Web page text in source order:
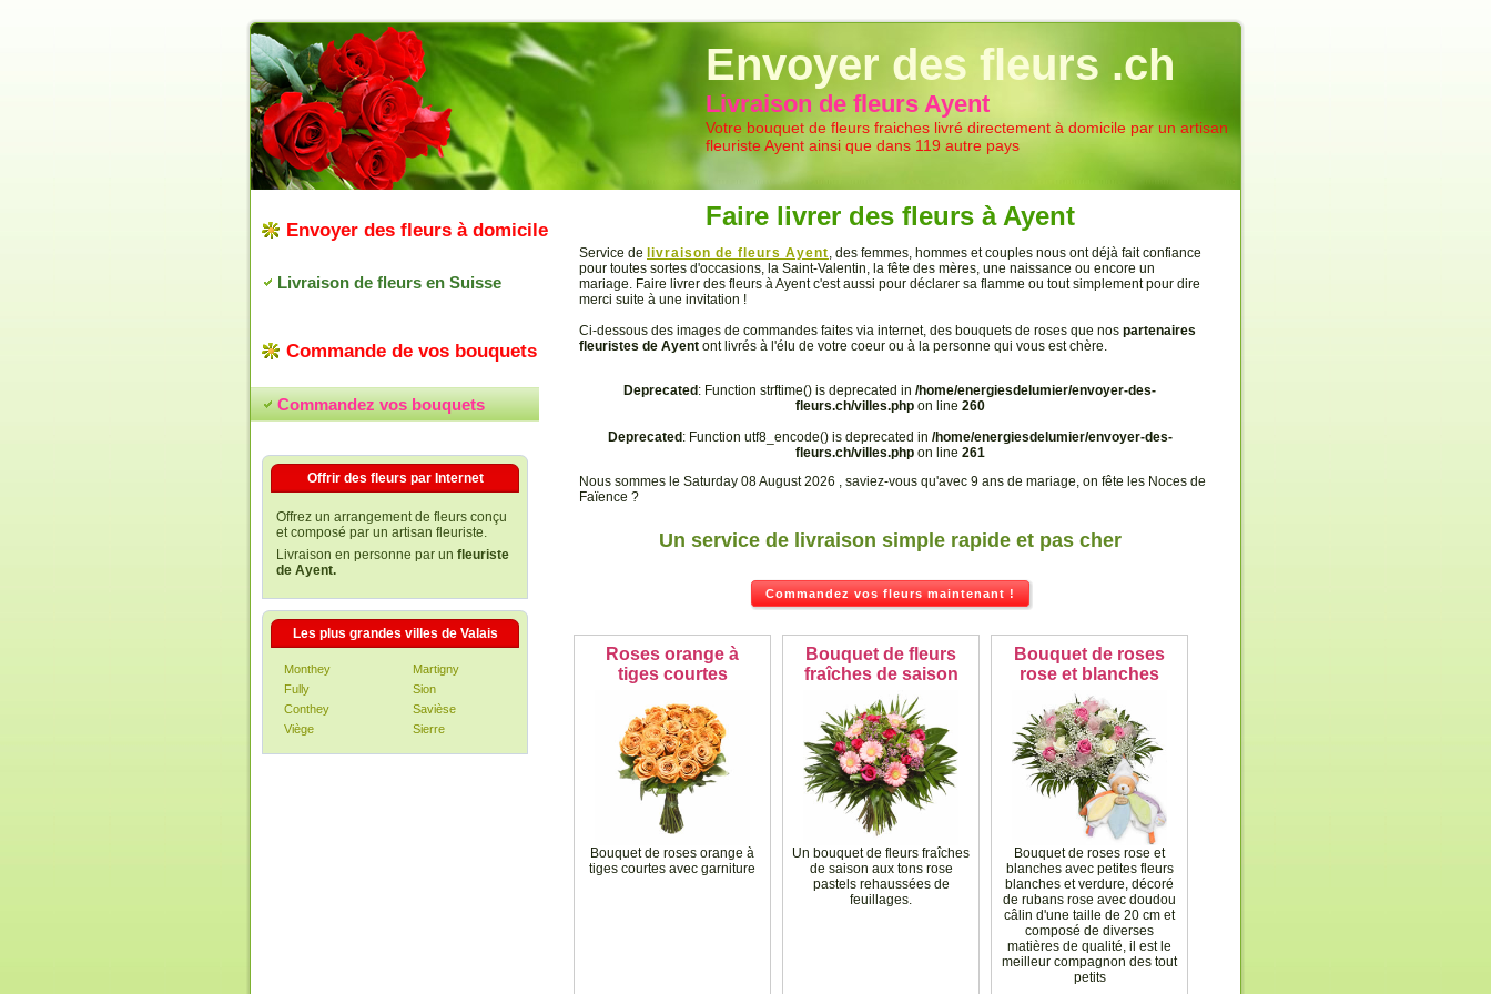
Livraison de fleurs
Envoyer des fleurs .ch
Livraison de fleurs Ayent
Votre bouquet de fleurs fraiches livré directement à domicile par un artisan
fleuriste Ayent ainsi que dans 119 autre pays
Envoyer des fleurs à domicile
Livraison de fleurs en Suisse
Commande de vos bouquets
Commandez vos bouquets
Offrir des fleurs par Internet
Offrez un arrangement de fleurs conçu
et composé par un artisan fleuriste.
Livraison en personne par un fleuriste
de Ayent.
Les plus grandes villes de Valais
Monthey
Martigny
Fully
Sion
Conthey
Savièse
Viège
Sierre
Faire livrer des fleurs à Ayent
Service de livraison de fleurs Ayent, des femmes, hommes et couples nous ont déjà fait confiance
pour toutes sortes d'occasions, la Saint-Valentin, la fête des mères, une naissance ou encore un
mariage. Faire livrer des fleurs à Ayent c'est aussi pour déclarer sa flamme ou tout simplement pour dire
merci suite à une invitation !
Ci-dessous des images de commandes faites via internet, des bouquets de roses que nos partenaires
fleuristes de Ayent ont livrés à l'élu de votre coeur ou à la personne qui vous est chère.
Deprecated : Function strftime() is deprecated in /home/energiesdelumier/envoyer-des-
fleurs.ch/villes.phpon line 260
Deprecated : Function utf8_encode() is deprecated in /home/energiesdelumier/envoyer-des-
fleurs.ch/villes.phpon line 261
Nous sommes le Saturday 08 August 2026 , saviez-vous qu'avec 9 ans de mariage, on fête les Noces de
Faïenсe ?
Un service de livraison simple rapide et pas cher
Commandez vos fleurs maintenant !
Roses orange à
tiges courtes
Bouquet de roses orange à
tiges courtes avec garniture
Bouquet de fleurs
fraîches de saison
Un bouquet de fleurs fraîches
de saison aux tons rose
pastels rehaussées de
feuillages.
Bouquet de roses
rose et blanches
Bouquet de roses rose et
blanches avec petites fleurs
blanches et verdure, décoré
de rubans rose avec doudou
câlin d'une taille de 20 cm et
composé de diverses
matières de qualité, il est le
meilleur compagnon des tout
petits